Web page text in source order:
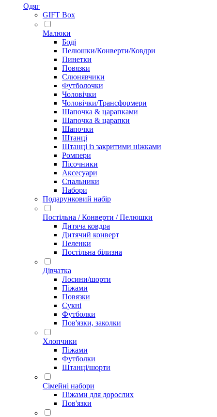
Одяг
GIFT Box
Малюки
Боді
Пелюшки/Конверти/Ковдри
Пинетки
Повязки
Слюнявчики
Футболочки
Чоловічки
Чоловічки/Трансформери
Шапочка & царапками
Шапочка & царапки
Шапочки
Штанці
Штанці із закритими ніжками
Ромпери
Пісочники
Аксесуари
Спальники
Набори
Подарунковий набір
Постільна / Конверти / Пелюшки
Дитяча ковдра
Дитячий конверт
Пеленки
Постільна білизна
Дівчатка
Лосини/шорти
Піжами
Повязки
Сукні
Футболки
Пов'язки, заколки
Хлопчики
Піжами
Футболки
Штанці/шорти
Сімейні набори
Піжами для дорослих
Пов'язки